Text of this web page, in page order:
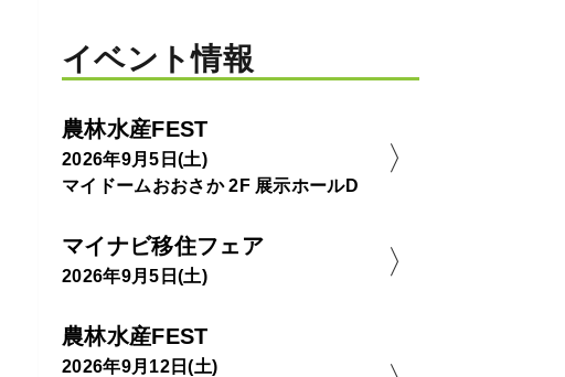
イベント情報
農林水産FEST
2026年9月5日(土)
マイドームおおさか 2F 展示ホールD
マイナビ移住フェア
2026年9月5日(土)
農林水産FEST
2026年9月12日(土)